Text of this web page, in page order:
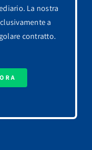
La nostra
a
contratto.